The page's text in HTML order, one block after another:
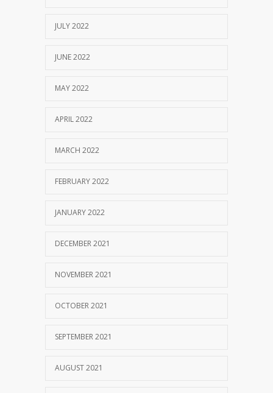
JULY 2022
JUNE 2022
MAY 2022
APRIL 2022
MARCH 2022
FEBRUARY 2022
JANUARY 2022
DECEMBER 2021
NOVEMBER 2021
OCTOBER 2021
SEPTEMBER 2021
AUGUST 2021